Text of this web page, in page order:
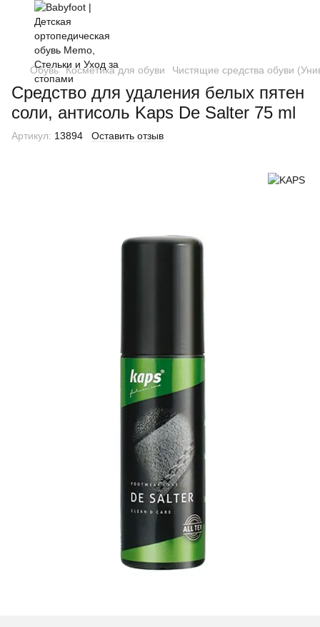
Обувь Косметика для обуви Чистящие средства обуви
Средство для удаления белых пятен
соли, антисоль Kaps De Salter 75 ml
Артикул: 13894 Оставить отзыв